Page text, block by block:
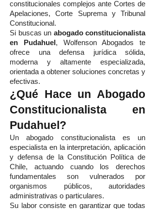
constitucionales complejos ante Cortes de
Apelaciones, Corte Suprema y Tribunal
Constitucional.
Si buscas un abogado constitucionalista
en Pudahuel , Wolfenson Abogados te
ofrece una defensa jurídica sólida,
moderna y altamente especializada,
orientada a obtener soluciones concretas y
efectivas.
¿Qué Hace un Abogado
Constitucionalista en
Pudahuel?
Un abogado constitucionalista es un
especialista en la interpretación, aplicación
y defensa de la Constitución Política de
Chile, actuando cuando los derechos
fundamentales son vulnerados por
organismos públicos, autoridades
administrativas o particulares.
Su labor consiste en garantizar que todas